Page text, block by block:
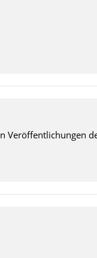
Veröffentlichungen